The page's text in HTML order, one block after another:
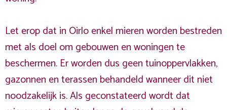
Let erop dat in Oirlo enkel mieren worden bestreden
met als doel om gebouwen en woningen te
beschermen. Er worden dus geen tuinoppervlakken,
gazonnen en terassen behandeld wanneer dit niet
noodzakelijk is. Als geconstateerd wordt dat